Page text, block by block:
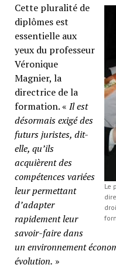
Le
Cette pluralité de
diplômes est
essentielle aux
yeux du professeur
Véronique
Magnier, la
directrice de la
formation. « Il est
désormais exigé des
futurs juristes, dit-
elle, qu’ils
acquièrent des
compétences variées
leur permettant
d’adapter
rapidement leur
savoir-faire dans
un environnement
évolution. »